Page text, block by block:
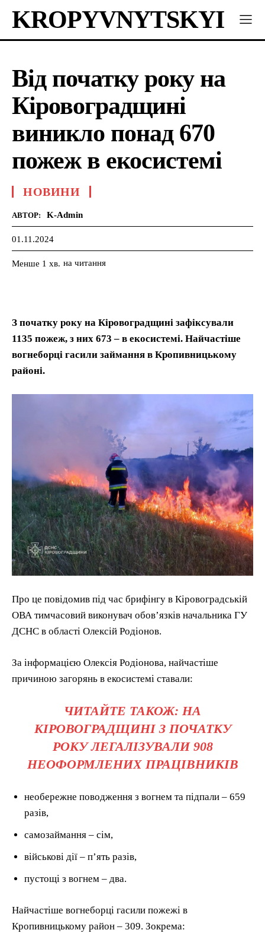
KROPYVNYTSKYI
Від початку року на
Кіровоградщині
виникло понад 670
пожеж в екосистемі
НОВИНИ
АВТОР: K-Admin
01.11.2024
Менше 1 хв. на читання
З початку року на Кіровоградщині зафіксували
1135 пожеж, з них 673 – в екосистемі. Найчастіше
вогнеборці гасили займання в Кропивницькому
районі.
Про це повідомив під час брифінгу в Кіровоградській
ОВА тимчасовий виконувач обов’язків начальника ГУ
ДСНС в області Олексій Родіонов.
За інформацією Олексія Родіонова, найчастіше
причиною загорянь в екосистемі ставали:
ЧИТАЙТЕ ТАКОЖ: НА
КІРОВОГРАДЩИНІ З ПОЧАТКУ
РОКУ ЛЕГАЛІЗУВАЛИ 908
НЕОФОРМЛЕНИХ ПРАЦІВНИКІВ
необережне поводження з вогнем та підпали – 659
разів,
самозаймання – сім,
військові дії – п’ять разів,
пустощі з вогнем – два.
Найчастіше вогнеборці гасили пожежі в
Кропивницькому район – 309. Зокрема: